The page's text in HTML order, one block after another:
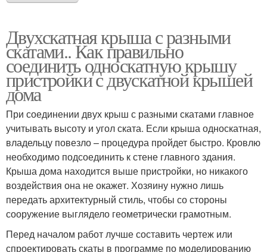
Двухскатная крыша с разными
скатами.. Как правильно
соединить односкатную крышу
пристройки с двускатной крышей
дома
При соединении двух крыш с разными скатами главное
учитывать высоту и угол ската. Если крыша односкатная,
владельцу повезло – процедура пройдет быстро. Кровлю
необходимо подсоединить к стене главного здания.
Крыша дома находится выше пристройки, но никакого
воздействия она не окажет. Хозяину нужно лишь
передать архитектурный стиль, чтобы со стороны
сооружение выглядело геометрически грамотным.
Перед началом работ лучше составить чертеж или
спроектировать скаты в программе по моделированию